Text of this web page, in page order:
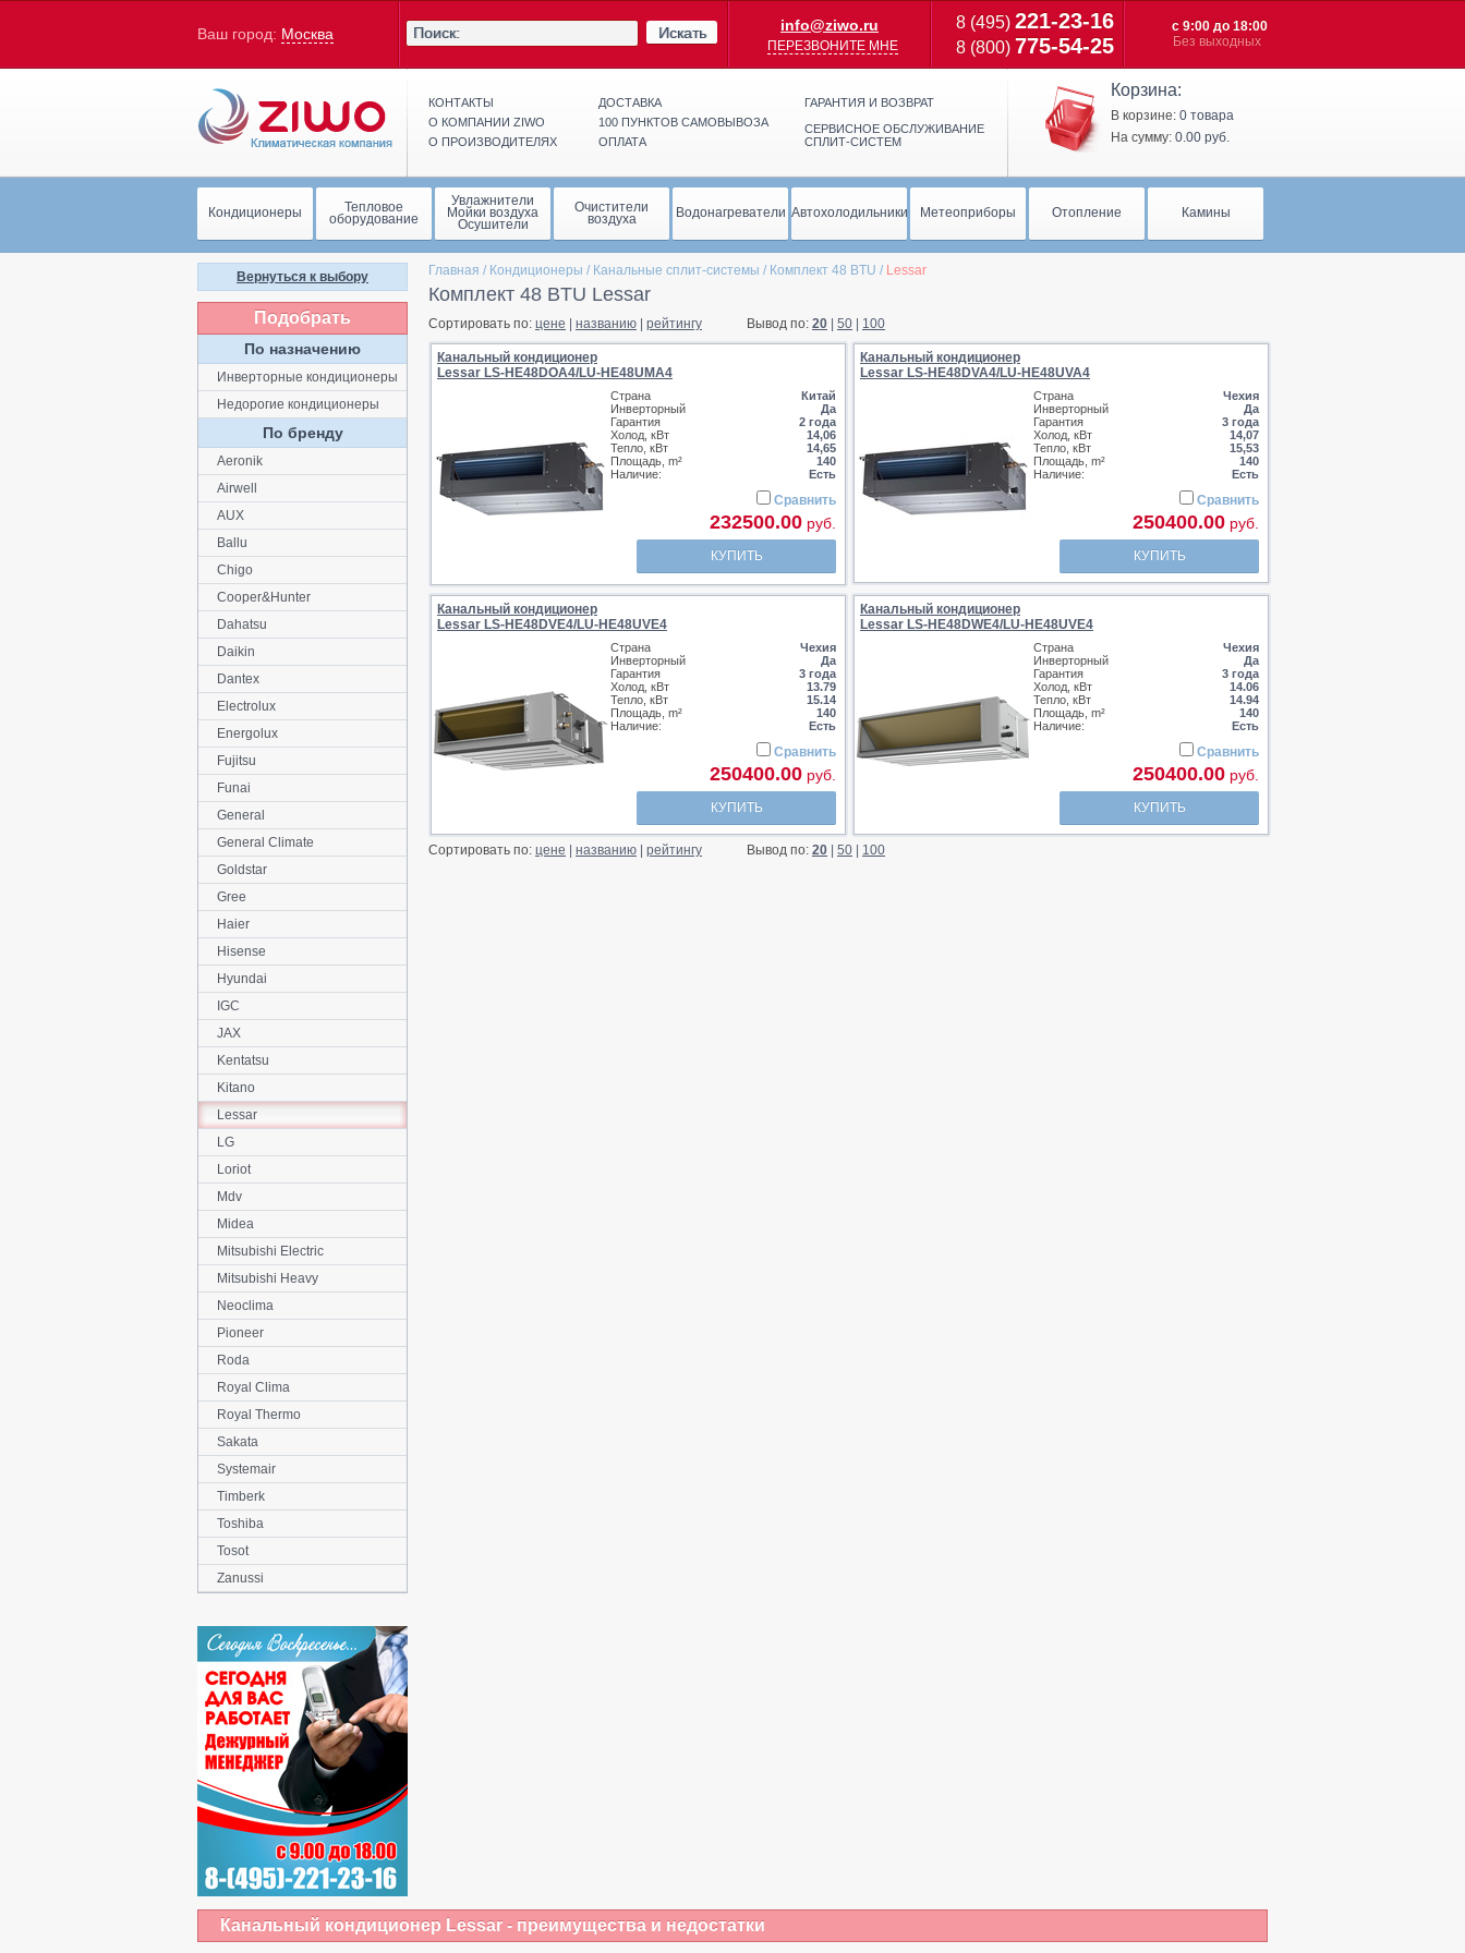
Ваш город: Москва Искать info@ziwo.ru
ПЕРЕЗВОНИТЕ МНЕ
8 (495) 221-23-16
8 (800) 775-54-25
c 9:00 до 18:00
Без выходных
КОНТАКТЫ
О КОМПАНИИ ZIWO
О ПРОИЗВОДИТЕЛЯХ
ДОСТАВКА
100 ПУНКТОВ САМОВЫВОЗА
ОПЛАТА
ГАРАНТИЯ И ВОЗВРАТ
СЕРВИСНОЕ ОБСЛУЖИВАНИЕ
СПЛИТ-СИСТЕМ
Корзина:
В корзине: 0 товара
На сумму: 0.00 руб.
Кондиционеры Тепловое
оборудование
Увлажнители
Мойки воздуха
Осушители
Очистители
воздуха Водонагреватели Автохолодильники Метеоприборы Отопление Камины
Главная / Кондиционеры / Канальные сплит-системы / Комплект 48 BTU / Lessar
Комплект 48 BTU Lessar
Сортировать по: цене названию рейтингу Вывод по: 20 50 100
Канальный кондиционер
Lessar LS-HE48DOA4/LU-HE48UMA4
Страна
Китай
Инверторный
Да
Гарантия
2 года
Холод, кВт
14,06
Тепло, кВт
14,65
Площадь, m²
140
Наличие:
Есть
Сравнить
232500.00 руб.
КУПИТЬ
Канальный кондиционер
Lessar LS-HE48DVA4/LU-HE48UVA4
Страна
Чехия
Инверторный
Да
Гарантия
3 года
Холод, кВт
14,07
Тепло, кВт
15,53
Площадь, m²
140
Наличие:
Есть
Сравнить
250400.00 руб.
КУПИТЬ
Канальный кондиционер
Lessar LS-HE48DVE4/LU-HE48UVE4
Страна
Чехия
Инверторный
Да
Гарантия
3 года
Холод, кВт
13.79
Тепло, кВт
15.14
Площадь, m²
140
Наличие:
Есть
Сравнить
250400.00 руб.
КУПИТЬ
Канальный кондиционер
Lessar LS-HE48DWE4/LU-HE48UVE4
Страна
Чехия
Инверторный
Да
Гарантия
3 года
Холод, кВт
14.06
Тепло, кВт
14.94
Площадь, m²
140
Наличие:
Есть
Сравнить
250400.00 руб.
КУПИТЬ
Сортировать по: цене названию рейтингу Вывод по: 20 50 100
Вернуться к выбору
Подобрать
По назначению
Инверторные кондиционеры
Недорогие кондиционеры
По бренду
Aeronik
Airwell
AUX
Ballu
Chigo
Cooper&Hunter
Dahatsu
Daikin
Dantex
Electrolux
Energolux
Fujitsu
Funai
General
General Climate
Goldstar
Gree
Haier
Hisense
Hyundai
IGC
JAX
Kentatsu
Kitano
Lessar
LG
Loriot
Mdv
Midea
Mitsubishi Electric
Mitsubishi Heavy
Neoclima
Pioneer
Roda
Royal Clima
Royal Thermo
Sakata
Systemair
Timberk
Toshiba
Tosot
Zanussi
Канальный кондиционер Lessar - преимущества и недостатки